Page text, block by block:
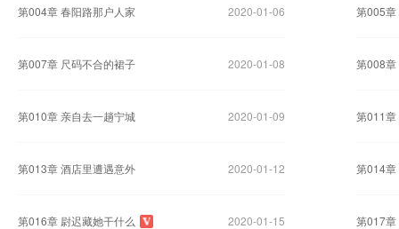
第004章 春阳路那户人家 2020-01-06 第005章
第007章 尺码不合的裙子 2020-01-08 第008章
第010章 亲自去一趟宁城 2020-01-09 第011章
第013章 酒店里遭遇意外 2020-01-12 第014章
第016章 尉迟藏她干什么 2020-01-15 第017章